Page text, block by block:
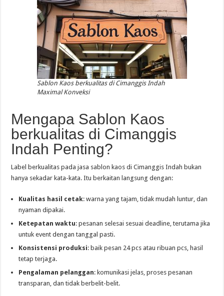
Sablon Kaos berkualitas di Cimanggis Indah
Maximal Konveksi
Mengapa Sablon Kaos
berkualitas di Cimanggis
Indah Penting?
Label berkualitas pada jasa sablon kaos di Cimanggis Indah bukan
hanya sekadar kata-kata. Itu berkaitan langsung dengan:
Kualitas hasil cetak: warna yang tajam, tidak mudah luntur, dan
nyaman dipakai.
Ketepatan waktu: pesanan selesai sesuai deadline, terutama jika
untuk event dengan tanggal pasti.
Konsistensi produksi: baik pesan 24 pcs atau ribuan pcs, hasil
tetap terjaga.
Pengalaman pelanggan: komunikasi jelas, proses pesanan
transparan, dan tidak berbelit-belit.